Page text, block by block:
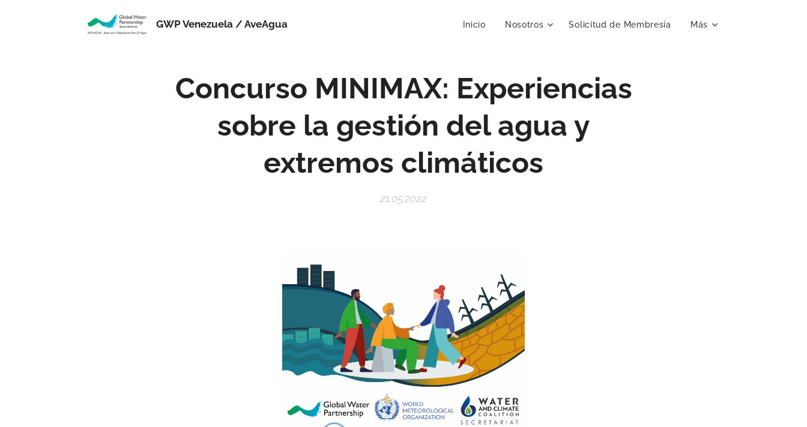
GWP Venezuela / AveAgua Inicio Nosotros Solicitud de Membresía Más
Concurso MINIMAX: Experiencias
sobre la gestión del agua y
extremos climáticos
21.05.2022